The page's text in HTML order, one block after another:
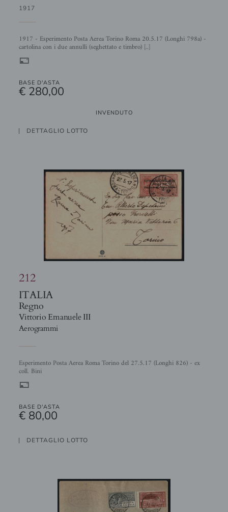
1917
1917 - Esperimento Posta Aerea Torino Roma 20.5.17 (Longhi 798a) -
cartolina con i due annulli (seghettato e timbro) [..]
%
BASE D'ASTA
€ 280,00
INVENDUTO
DETTAGLIO LOTTO
212
ITALIA
Regno
Vittorio Emanuele III
Aerogrammi
Esperimento Posta Aerea Roma Torino del 27.5.17 (Longhi 826) - ex
coll. Bini
%
BASE D'ASTA
€ 80,00
DETTAGLIO LOTTO